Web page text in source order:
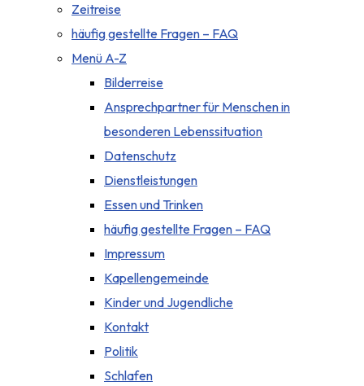
Zeitreise
häufig gestellte Fragen – FAQ
Menü A-Z
Bilderreise
Ansprechpartner für Menschen in
besonderen Lebenssituation
Datenschutz
Dienstleistungen
Essen und Trinken
häufig gestellte Fragen – FAQ
Impressum
Kapellengemeinde
Kinder und Jugendliche
Kontakt
Politik
Schlafen